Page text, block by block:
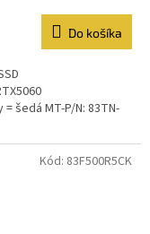
Do košíka
šedá MT-P/N: 83TN-
Kód: 83F500R5CK